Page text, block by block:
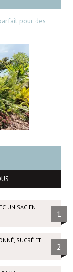
pour des
UN SAC EN
1
SUCRÉ ET
2